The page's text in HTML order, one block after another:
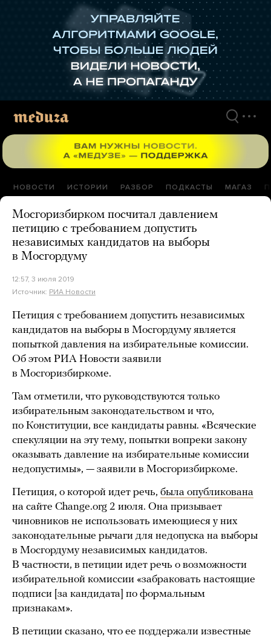
НОВОСТИ ИСТОРИИ РАЗБОР ПОДКАСТЫ МАГАЗ
Мосгоризбирком посчитал давлением
петицию с требованием допустить
независимых кандидатов на выборы
в Мосгордуму
12:57, 3 июля 2019
Источник: РИА Новости
Петиция с требованием допустить независимых
кандидатов на выборы в Мосгордуму является
попыткой давления на избирательные комиссии.
Об этом РИА Новости заявили
в Мосгоризбиркоме.
Там отметили, что руководствуются только
избирательным законодательством и что,
по Конституции, все кандидаты равны. «Всяческие
спекуляции на эту тему, попытки вопреки закону
оказывать давление на избирательные комиссии
недопустимы», — заявили в Мосгоризбиркоме.
Петиция, о которой идет речь, была опубликована
на сайте Change.org 2 июля. Она призывает
чиновников не использовать имеющиеся у них
законодательные рычаги для недопуска на выборы
в Мосгордуму независимых кандидатов.
В частности, в петиции идет речь о возможности
избирательной комиссии «забраковать настоящие
подписи [за кандидата] по формальным
признакам».
В петиции сказано, что ее поддержали известные